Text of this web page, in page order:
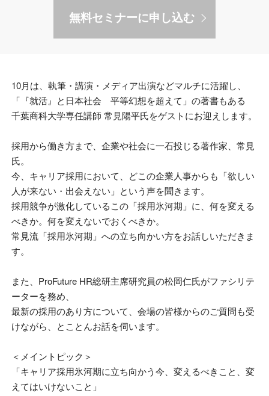
無料セミナーに申し込む
10月は、執筆・講演・メディア出演などマルチに活躍し、
「『就活』と日本社会 平等幻想を超えて」の著書もある
千葉商科大学専任講師 常見陽平氏をゲストにお迎えします。
採用から働き方まで、企業や社会に一石投じる著作家、常見
氏。
今、キャリア採用において、どこの企業人事からも「欲しい
人が来ない・出会えない」という声を聞きます。
採用競争が激化しているこの「採用氷河期」に、何を変える
べきか。何を変えないでおくべきか。
常見流「採用氷河期」への立ち向かい方をお話しいただきま
す。
また、ProFuture HR総研主席研究員の松岡仁氏がファシリテ
ーターを務め、
最新の採用のあり方について、会場の皆様からのご質問も受
けながら、とことんお話を伺います。
＜メイントピック＞
「キャリア採用氷河期に立ち向かう今、変えるべきこと、変
えてはいけないこと」